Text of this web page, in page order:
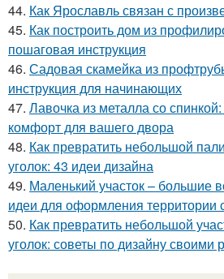
44. Как Ярославль связан с
45. Как построить дом из
пошаговая инструкция
46. Садовая скамейка из
инструкция для начинающих
47. Лавочка из металла со спинкой:
комфорт для вашего двора
48. Как превратить небольшой
уголок: 43 идеи дизайна
49. Маленький участок – большие
идеи для оформления территории
50. Как превратить небольшой
уголок: советы по дизайну своими